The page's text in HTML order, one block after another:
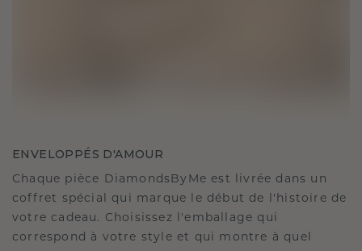
ENVELOPPÉS D'AMOUR
Chaque pièce DiamondsByMe est livrée dans un
coffret spécial qui marque le début de l'histoire de
votre cadeau. Choisissez l'emballage qui
correspond à votre style et qui montre à quel